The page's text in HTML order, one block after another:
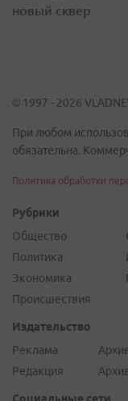
новый сквер
© 1997 - 2026
При любом
обязательна.
Политика обработки
Рубрики
Общество
Политика
Экономика
Происшествия
Издательство
Реклама
Редакция